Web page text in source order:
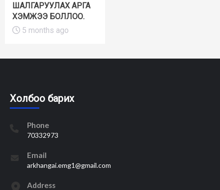
ШАЛГАРУУЛАХ АРГА
ХЭМЖЭЭ БОЛЛОО.
5 months ago
Холбоо барих
Phone
70332973
Email
arkhangai.emg1@gmail.com
Address